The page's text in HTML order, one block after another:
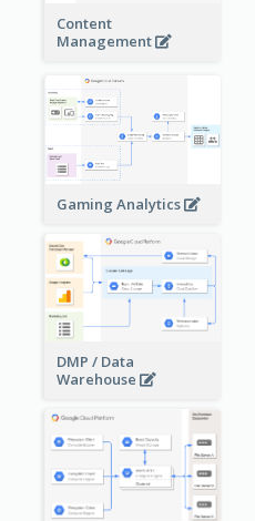
Content
Management
Gaming Analytics
DMP / Data
Warehouse